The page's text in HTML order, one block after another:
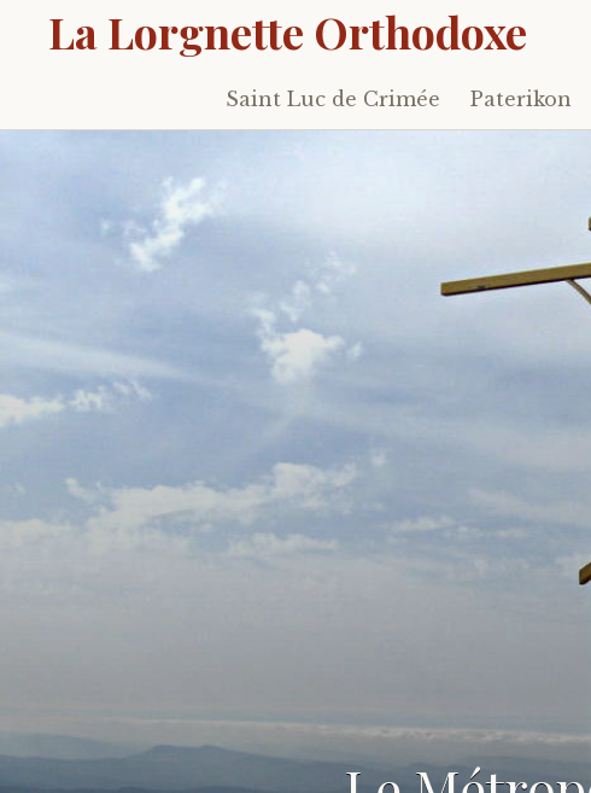
La Lorgnette Orthodoxe
Skip
to
Saint Luc de Crimée Paterikon